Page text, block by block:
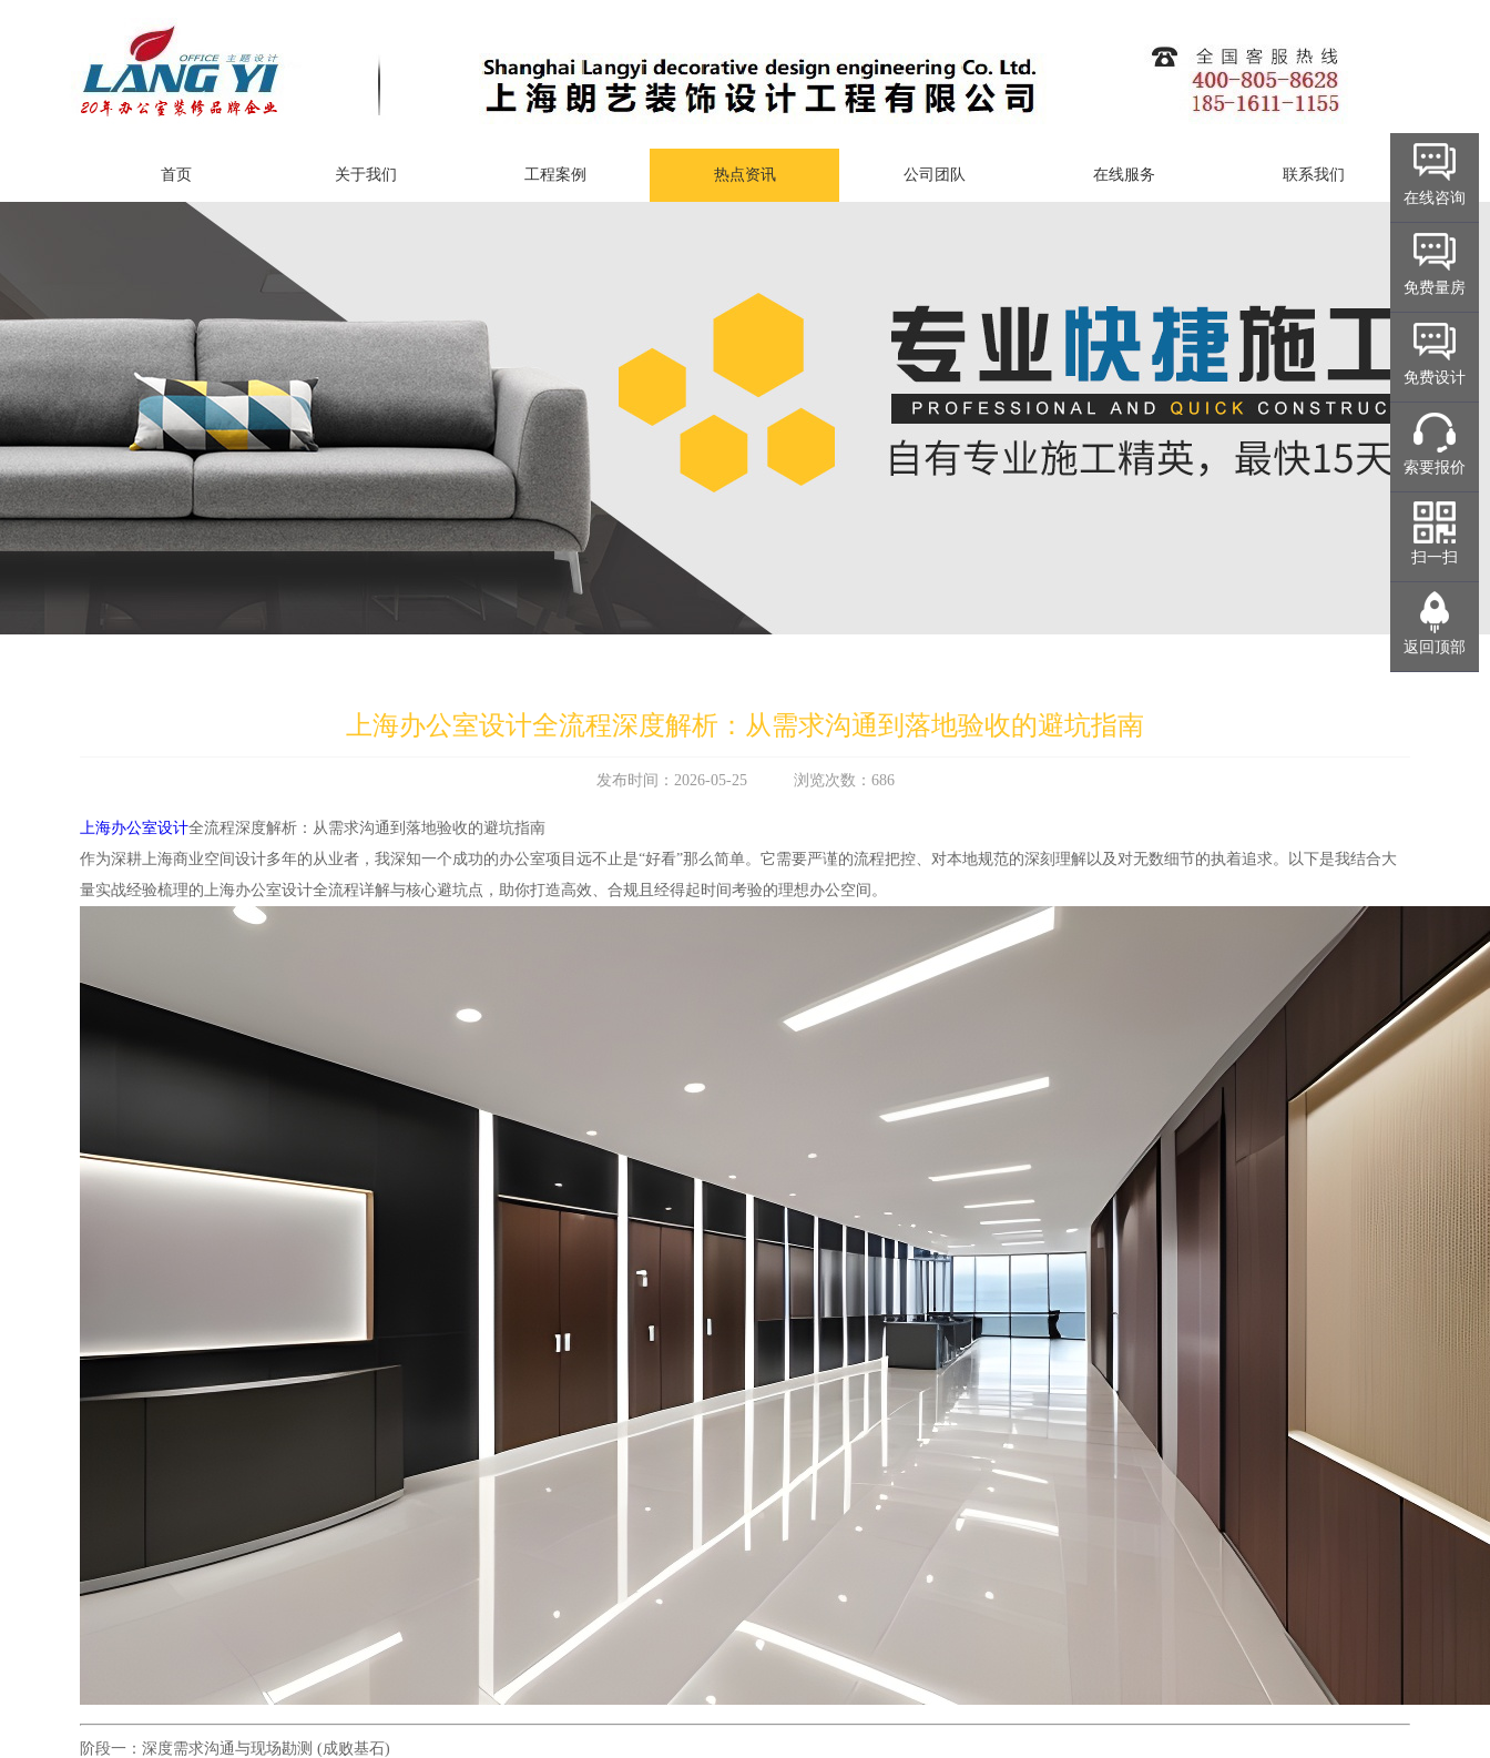
首页 关于我们 工程案例 热点资讯 公司团队 在线服务 联系我们
上海办公室设计全流程深度解析：从需求沟通到落地验收的避坑指南
发布时间：2026-05-25 浏览次数：686
上海办公室设计全流程深度解析：从需求沟通到落地验收的避坑指南
作为深耕上海商业空间设计多年的从业者，我深知一个成功的办公室项目远不止是“好看”那么简单。它需要严谨的流程把控、对本地规范的深刻理解以及对无数细节的执着追求。以下是我结合大
量实战经验梳理的上海办公室设计全流程详解与核心避坑点，助你打造高效、合规且经得起时间考验的理想办公空间。
阶段一：深度需求沟通与现场勘测 (成败基石)
在线咨询
免费量房
免费设计
索要报价
扫一扫
返回顶部